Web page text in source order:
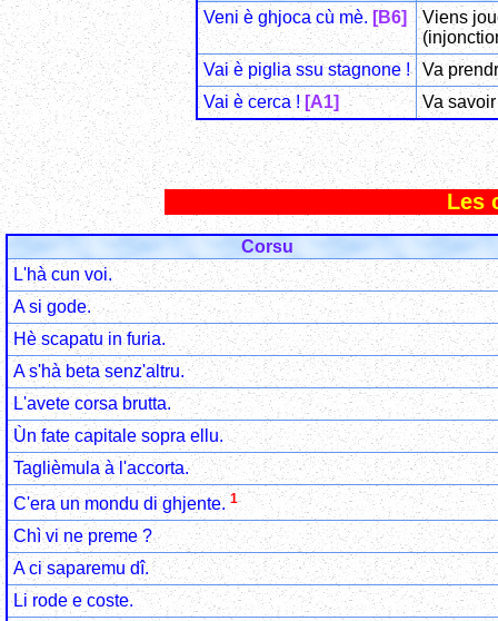
Veni è ghjoca cù mè. [B6]
Viens
Vai è piglia ssu stagnone !
Va
Vai è cerca ![A1] Va savoir
Les
Corsu
L'hà cun voi.
A si gode.
Hè scapatu in furia.
A s'hà beta senz'altru.
L'avete corsa brutta.
Ùn fate capitale sopra ellu.
Taglièmula à l'accorta.
C'era un mondu di ghjente. 1
Chì vi ne preme ?
A ci saparemu dî.
Li rode e coste.